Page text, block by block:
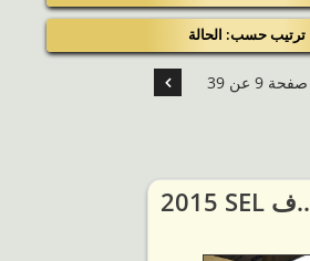
ترتيب حسب: الحالة
صفحة 9 عن 39
2015 SEL ف..